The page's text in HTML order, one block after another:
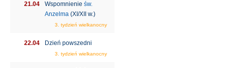
21.04 Wspomnienie św.
Anzelma (XI/XII w.)
3. tydzień wielkanocny
22.04 Dzień powszedni
3. tydzień wielkanocny